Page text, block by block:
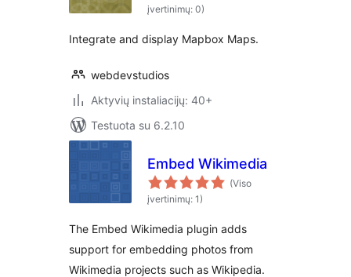
įvertinimų: 0)
Integrate and display Mapbox Maps.
webdevstudios
Aktyvių instaliacijų: 40+
Testuota su 6.2.10
Embed Wikimedia
(Viso
įvertinimų: 1)
The Embed Wikimedia plugin adds
support for embedding photos from
Wikimedia projects such as Wikipedia.